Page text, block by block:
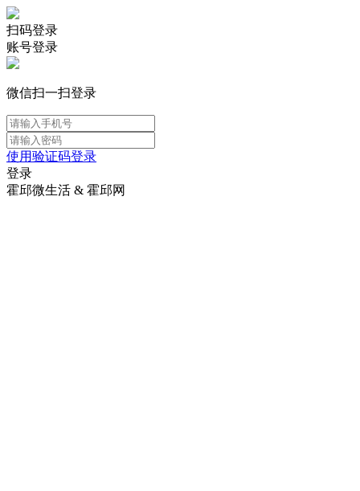
扫码登录
账号登录
微信扫一扫登录
使用验证码登录
登录
霍邱微生活 & 霍邱网